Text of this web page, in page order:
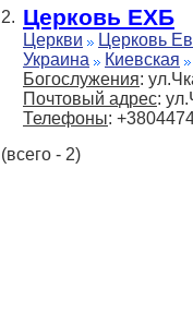
2. Церковь ЕХБ
Церкви
Церковь
Украина
Киевская
Богослужения:
Почтовый адрес:
Телефоны:
(всего - 2)